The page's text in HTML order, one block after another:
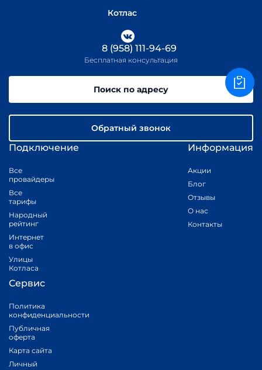
Котлас
Подключение
Все
провайдеры
Все
тарифы
Народный
рейтинг
Интернет
в офис
Улицы
Котласа
Информация
Акции
Блог
Отзывы
О нас
Контакты
Сервис
Политика
конфиденциальности
Публичная
оферта
Карта сайта
Личный
8 (958) 111-94-69
Бесплатная консультация
Поиск по адресу
Обратный звонок